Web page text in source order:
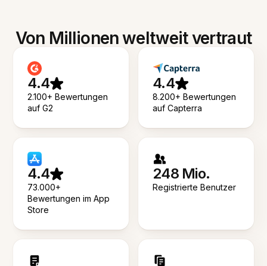
Von Millionen weltweit vertraut
4.4
2.100+ Bewertungen
auf G2
4.4
8.200+ Bewertungen
auf Capterra
4.4
73.000+
Bewertungen im App
Store
248 Mio.
Registrierte Benutzer